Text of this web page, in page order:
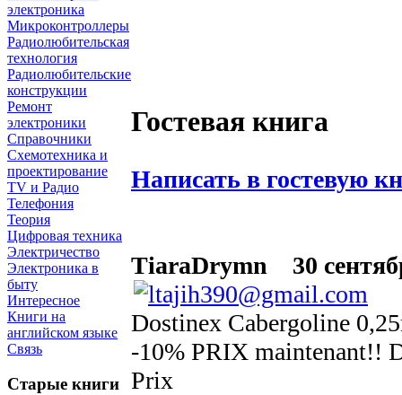
электроника
Микроконтроллеры
Радиолюбительская
технология
Радиолюбительские
конструкции
Ремонт
электроники
Справочники
Схемотехника и
проектирование
TV и Радио
Телефония
Теория
Цифровая техника
Электричество
Электроника в
быту
Интересное
Книги на
английском языке
Связь
Старые книги
Гостевая книга
Написать в гостевую
TiaraDrymn 30
Dostinex Cabergoline
-10% PRIX maintenant!!
Prix